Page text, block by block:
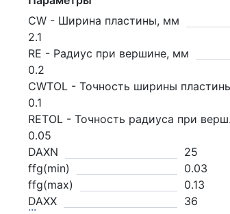
CW - Ширина пластины, мм
2.1
RE - Радиус при вершине, мм
0.2
CWTOL - Точность ширины
0.1
RETOL - Точность радиуса при
0.05
DAXN
25
ffg(min)
0.03
ffg(max)
0.13
DAXX
36
...